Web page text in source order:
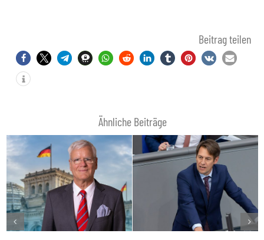
Beitrag teilen
Ähnliche Beiträge